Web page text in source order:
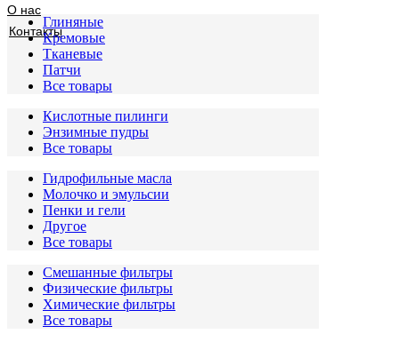
О нас
Контакты
Глиняные
Кремовые
Тканевые
Патчи
Все товары
Кислотные пилинги
Энзимные пудры
Все товары
Гидрофильные масла
Молочко и эмульсии
Пенки и гели
Другое
Все товары
Смешанные фильтры
Физические фильтры
Химические фильтры
Все товары